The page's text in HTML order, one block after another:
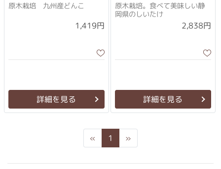
原木栽培 九州産どんこ
1,419円
詳細を見る
原木栽培。食べて美味しい静
岡県のしいたけ
2,838円
詳細を見る
« Previous
1 »Next